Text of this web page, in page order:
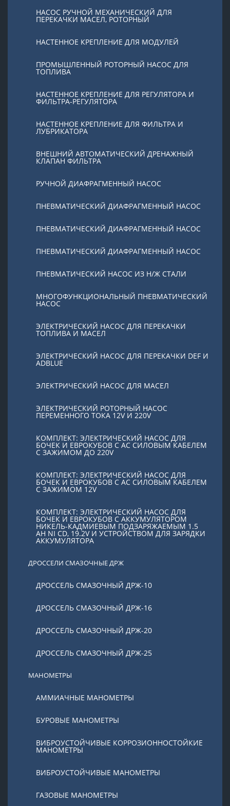
НАСОС РУЧНОЙ МЕХАНИЧЕСКИЙ ДЛЯ
ПЕРЕКАЧКИ МАСЕЛ, РОТОРНЫЙ
НАСТЕННОЕ КРЕПЛЕНИЕ ДЛЯ МОДУЛЕЙ
ПРОМЫШЛЕННЫЙ РОТОРНЫЙ НАСОС ДЛЯ
ТОПЛИВА
НАСТЕННОЕ КРЕПЛЕНИЕ ДЛЯ РЕГУЛЯТОРА И
ФИЛЬТРА-РЕГУЛЯТОРА
НАСТЕННОЕ КРЕПЛЕНИЕ ДЛЯ ФИЛЬТРА И
ЛУБРИКАТОРА
ВНЕШНИЙ АВТОМАТИЧЕСКИЙ ДРЕНАЖНЫЙ
КЛАПАН ФИЛЬТРА
РУЧНОЙ ДИАФРАГМЕННЫЙ НАСОС
ПНЕВМАТИЧЕСКИЙ ДИАФРАГМЕННЫЙ НАСОС
ПНЕВМАТИЧЕСКИЙ ДИАФРАГМЕННЫЙ НАСОС
ПНЕВМАТИЧЕСКИЙ ДИАФРАГМЕННЫЙ НАСОС
ПНЕВМАТИЧЕСКИЙ НАСОС ИЗ Н/Ж СТАЛИ
МНОГОФУНКЦИОНАЛЬНЫЙ ПНЕВМАТИЧЕСКИЙ
НАСОС
ЭЛЕКТРИЧЕСКИЙ НАСОС ДЛЯ ПЕРЕКАЧКИ
ТОПЛИВА И МАСЕЛ
ЭЛЕКТРИЧЕСКИЙ НАСОС ДЛЯ ПЕРЕКАЧКИ DEF И
ADBLUE
ЭЛЕКТРИЧЕСКИЙ НАСОС ДЛЯ МАСЕЛ
ЭЛЕКТРИЧЕСКИЙ РОТОРНЫЙ НАСОС
ПЕРЕМЕННОГО ТОКА 12V И 220V
КОМПЛЕКТ: ЭЛЕКТРИЧЕСКИЙ НАСОС ДЛЯ
БОЧЕК И ЕВРОКУБОВ С AC СИЛОВЫМ КАБЕЛЕМ
С ЗАЖИМОМ ДО 220V
КОМПЛЕКТ: ЭЛЕКТРИЧЕСКИЙ НАСОС ДЛЯ
БОЧЕК И ЕВРОКУБОВ С AC СИЛОВЫМ КАБЕЛЕМ
С ЗАЖИМОМ 12V
КОМПЛЕКТ: ЭЛЕКТРИЧЕСКИЙ НАСОС ДЛЯ
БОЧЕК И ЕВРОКУБОВ С АККУМУЛЯТОРОМ
НИКЕЛЬ-КАДМИЕВЫМ ПОДЗАРЯЖАЕМЫМ 1.5
AH NI CD, 19.2V И УСТРОЙСТВОМ ДЛЯ ЗАРЯДКИ
АККУМУЛЯТОРА
ДРОССЕЛИ СМАЗОЧНЫЕ ДРЖ
ДРОССЕЛЬ СМАЗОЧНЫЙ ДРЖ-10
ДРОССЕЛЬ СМАЗОЧНЫЙ ДРЖ-16
ДРОССЕЛЬ СМАЗОЧНЫЙ ДРЖ-20
ДРОССЕЛЬ СМАЗОЧНЫЙ ДРЖ-25
МАНОМЕТРЫ
АММИАЧНЫЕ МАНОМЕТРЫ
БУРОВЫЕ МАНОМЕТРЫ
ВИБРОУСТОЙЧИВЫЕ КОРРОЗИОННОСТОЙКИЕ
МАНОМЕТРЫ
ВИБРОУСТОЙЧИВЫЕ МАНОМЕТРЫ
ГАЗОВЫЕ МАНОМЕТРЫ